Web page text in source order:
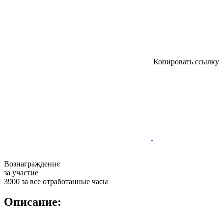
Копировать ссылку
Вознаграждение
за участие
3900 за все отработанные часы
Описание: